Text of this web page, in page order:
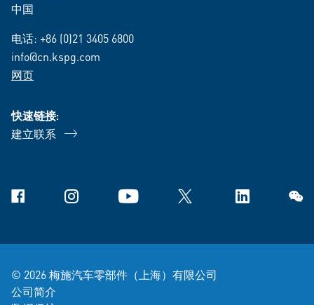
中国
电话: +86 (0)21 3405 6800
info@cn.kspg.com
网页
快速链接:
建立联系
Facebook Instagram YouTube X Linkedin 微信
© 2026 梅施汽车零部件（上海）有限公司
公司简介